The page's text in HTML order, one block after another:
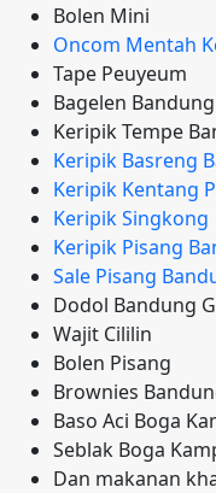
Bolen Mini
Oncom Mentah
Tape Peuyeum
Bagelen Bandung
Keripik Tempe
Keripik Basreng
Keripik Kentang
Keripik Singkong
Keripik Pisang
Sale Pisang
Dodol Bandung
Wajit Cililin
Bolen Pisang
Brownies
Baso Aci Boga
Seblak Boga
Dan makanan